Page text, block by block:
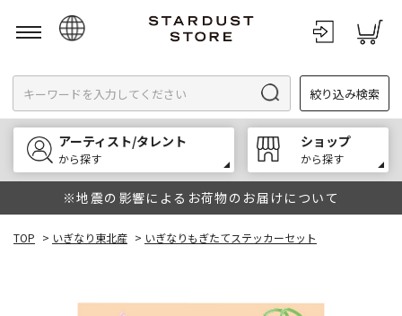
English
한국어
中文
絞り込み検索
アーティスト/タレント
から探す
ショップ
から探す
※地震の影響によるお荷物のお届けについて
TOP > いぎなり東北産 > いぎなりもぎたてステッカーセット